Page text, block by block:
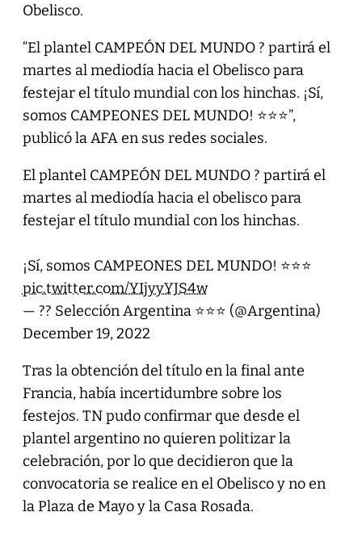
Obelisco.
“El plantel CAMPEÓN DEL MUNDO ? partirá el
martes al mediodía hacia el Obelisco para
festejar el título mundial con los hinchas. ¡Sí,
somos CAMPEONES DEL MUNDO! ⭐⭐⭐”,
publicó la AFA en sus redes sociales.
El plantel CAMPEÓN DEL MUNDO ? partirá el
martes al mediodía hacia el obelisco para
festejar el título mundial con los hinchas.
¡Sí, somos CAMPEONES DEL MUNDO! ⭐⭐⭐
pic.twitter.com/YIjyyYJS4w
— ?? Selección Argentina ⭐⭐⭐ (@Argentina)
December 19, 2022
Tras la obtención del título en la final ante
Francia, había incertidumbre sobre los
festejos. TN pudo confirmar que desde el
plantel argentino no quieren politizar la
celebración, por lo que decidieron que la
convocatoria se realice en el Obelisco y no en
la Plaza de Mayo y la Casa Rosada.